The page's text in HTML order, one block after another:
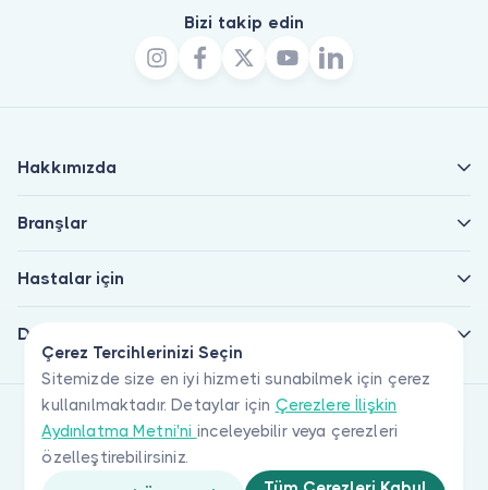
Çerez Tercihlerinizi Seçin
Sitemizde size en iyi hizmeti sunabilmek için çerez
kullanılmaktadır. Detaylar için Çerezlere İlişkin
Aydınlatma Metni'ni inceleyebilir veya çerezleri
özelleştirebilirsiniz.
Bizi takip edin
Hakkımızda
Branşlar
Hastalar için
Doktorlar için